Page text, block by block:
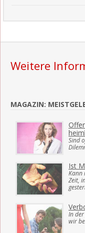
Weitere
MAGAZIN:
Sind
Ist
Kann
Zeit,
In
wir